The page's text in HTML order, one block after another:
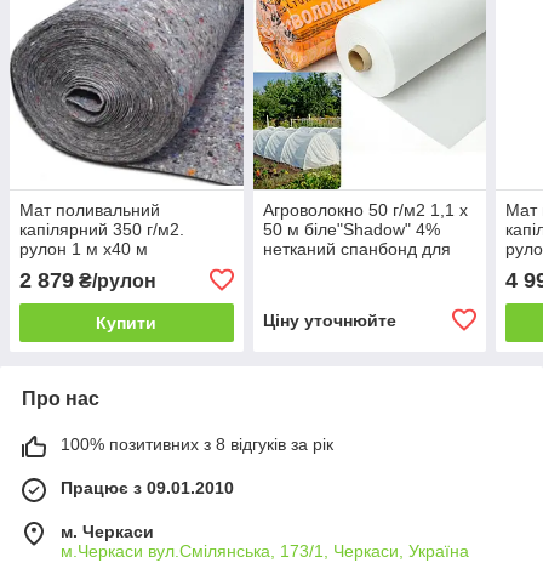
Мат поливальний
капілярний 350 г/м2.
рулон 1 м х40 м
2 879 ₴/рулон
Купити
Агроволокно 50 г/м2 1,1 х
50 м біле"Shadow" 4%
нетканий спанбонд для
Ціну уточнюйте
Мат
4
Про нас
100% позитивних з 8 відгуків за рік
Працює з 09.01.2010
м. Черкаси
м.Черкаси вул.Смілянська, 173/1, Черкаси, Україна